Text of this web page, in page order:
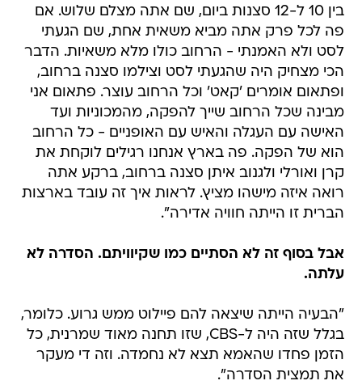
בין 10 ל-12 סצנות ביום, שם אתה מצלם שלוש. אם
פה לכל פרק אתה מביא משאית אחת, שם הגעתי
לסט ולא האמנתי - הרחוב כולו מלא משאיות. הדבר
הכי מצחיק היה שהגעתי לסט וצילמו סצנה ברחוב,
ופתאום אומרים 'קאט' וכל הרחוב עוצר. פתאום אני
מבינה שכל הרחוב שייך להפקה, מהמכוניות ועד
האישה עם העגלה והאיש עם האופניים - כל הרחוב
הוא של הפקה. פה בארץ אנחנו רגילים לוקחת את
קרן ואורלי ולגנוב איתן סצנה ברחוב, ברקע אתה
רואה איזה מישהו מציץ. לראות איך זה עובד בארצות
הברית זו הייתה חוויה אדירה".
אבל בסוף זה לא הסתיים כמו שקיוויתם. הסדרה לא
עלתה.
"הבעיה הייתה שיצאה להם פיילוט ממש גרוע. כלומר,
בגלל שזה היה ל-CBS, שזו תחנה מאוד שמרנית, כל
הזמן פחדו שהאמא תצא לא נחמדה. וזה די מעקר
את תמצית הסדרה".